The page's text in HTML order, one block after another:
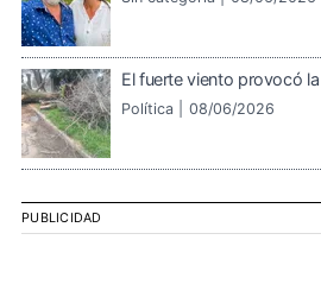
El fuerte viento provocó
Política | 08/06/2026
PUBLICIDAD